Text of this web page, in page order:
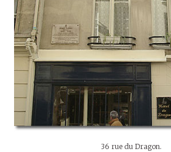
36 rue du Dragon.